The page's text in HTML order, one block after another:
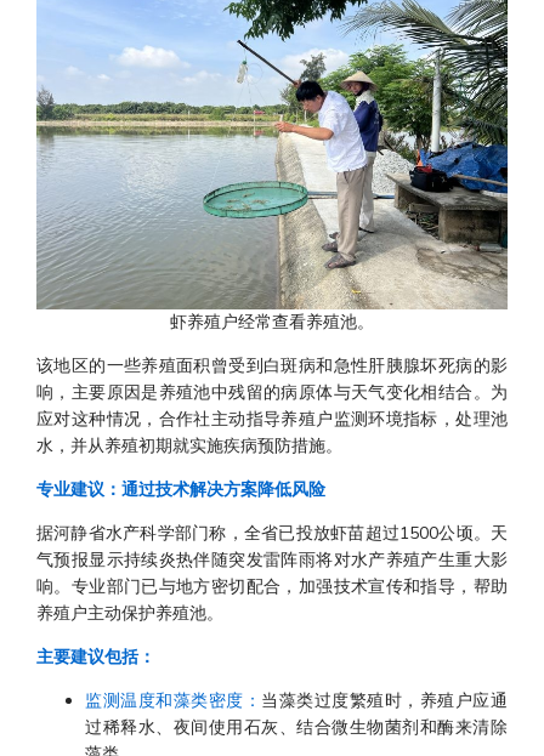
虾养殖户经常查看养殖池。
该地区的一些养殖面积曾受到白斑病和急性肝胰腺坏死病的影
响，主要原因是养殖池中残留的病原体与天气变化相结合。为
应对这种情况，合作社主动指导养殖户监测环境指标，处理池
水，并从养殖初期就实施疾病预防措施。
专业建议：通过技术解决方案降低风险
据河静省水产科学部门称，全省已投放虾苗超过1500公顷。天
气预报显示持续炎热伴随突发雷阵雨将对水产养殖产生重大影
响。专业部门已与地方密切配合，加强技术宣传和指导，帮助
养殖户主动保护养殖池。
主要建议包括：
监测温度和藻类密度： 当藻类过度繁殖时，养殖户应通
过稀释水、夜间使用石灰、结合微生物菌剂和酶来清除